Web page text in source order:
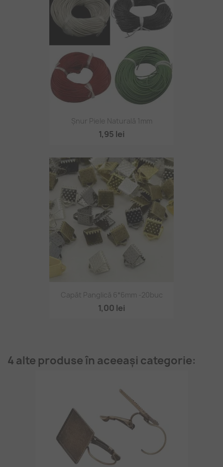
Șnur Piele Naturală 1mm
1,95 lei
Capăt Panglică 6*6mm -20buc
1,00 lei
4 alte produse în aceeași categorie: